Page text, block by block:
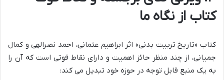
کتاب از نگاه ما
کتاب «تاریخ تربیت بدنی» اثر ابراهیم عثمانی، احمد نصرالهی و کمال
جمیانی، از چند منظر حائز اهمیت و دارای نقاط قوتی است که آن را
به یک منبع قابل توجه در حوزه خود تبدیل می کند: